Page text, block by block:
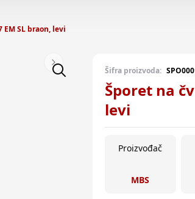
EM SL braon, levi
Next slide Šifra proizvoda:
Šporet na
levi
Proizvođač
MBS